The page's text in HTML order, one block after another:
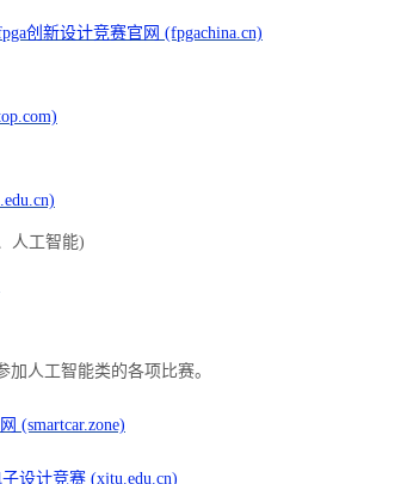
创新设计竞赛官网 (fpgachina.cn)
人工智能)
人工智能类的各项比赛。
(smartcar.zone)
子设计竞赛 (xjtu.edu.cn)